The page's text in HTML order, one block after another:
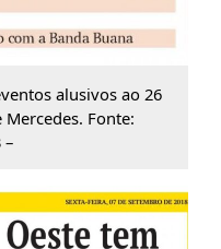
alusivos ao 26
Fonte:
–